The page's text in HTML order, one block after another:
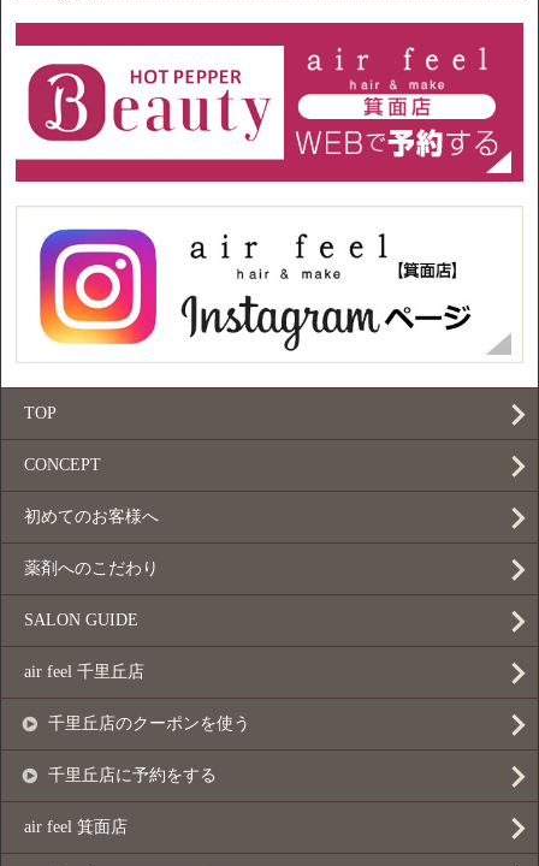
TOP
CONCEPT
初めてのお客様へ
薬剤へのこだわり
SALON GUIDE
air feel 千里丘店
千里丘店のクーポンを使う
千里丘店に予約をする
air feel 箕面店